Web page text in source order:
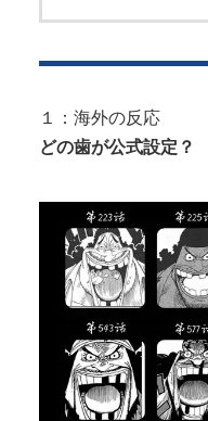
１：海外の反応
どの歯が公式設定？